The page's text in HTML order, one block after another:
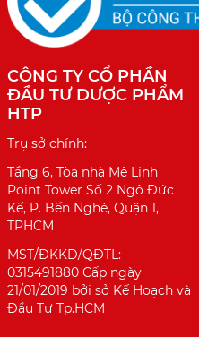
CÔNG TY CỔ PHẦN
ĐẦU TƯ DƯỢC PHẨM
HTP
Trụ sở chính:
Tầng 6, Tòa nhà Mê Linh
Point Tower Số 2 Ngô Đức
Kế, P. Bến Nghé, Quận 1,
TPHCM
MST/ĐKKD/QĐTL:
0315491880 Cấp ngày
21/01/2019 bởi sở Kế Hoạch và
Đầu Tư Tp.HCM